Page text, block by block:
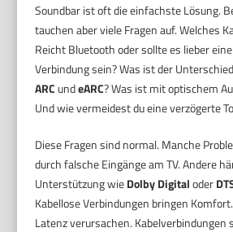
Soundbar ist oft die einfachste Lösung.
tauchen aber viele Fragen auf. Welches
Reicht Bluetooth oder sollte es lieber
Verbindung sein? Was ist der
ARC undeARC? Was ist mit optischem
Und wie vermeidest du eine verzögerte
Diese Fragen sind normal. Manche
durch falsche Eingänge am TV. Andere
Unterstützung wieDolby Digitaloder
Kabellose Verbindungen bringen
Latenz verursachen. Kabelverbindungen